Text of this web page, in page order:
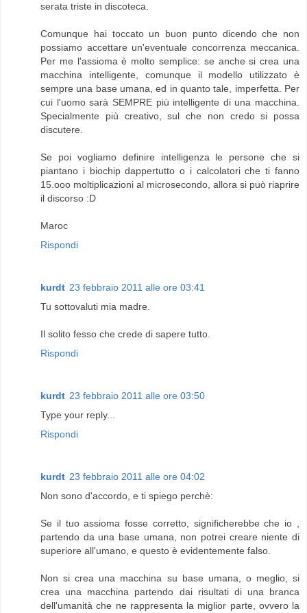
serata triste in discoteca.
Comunque hai toccato un buon punto dicendo che non
possiamo accettare un'eventuale concorrenza meccanica.
Per me l'assioma è molto semplice: se anche si crea una
macchina intelligente, comunque il modello utilizzato è
sempre una base umana, ed in quanto tale, imperfetta. Per
cui l'uomo sarà SEMPRE più intelligente di una macchina.
Specialmente più creativo, sul che non credo si possa
discutere.
Se poi vogliamo definire intelligenza le persone che si
piantano i biochip dappertutto o i calcolatori che ti fanno
15.ooo moltiplicazioni al microsecondo, allora si può riaprire
il discorso :D
Maroc
Rispondi
kurdt 23 febbraio 2011 alle ore 03:41
Tu sottovaluti mia madre.
Il solito fesso che crede di sapere tutto.
Rispondi
kurdt 23 febbraio 2011 alle ore 03:50
Type your reply...
Rispondi
kurdt 23 febbraio 2011 alle ore 04:02
Non sono d'accordo, e ti spiego perchè:
Se il tuo assioma fosse corretto, significherebbe che io ,
partendo da una base umana, non potrei creare niente di
superiore all'umano, e questo è evidentemente falso.
Non si crea una macchina su base umana, o meglio, si
crea una macchina partendo dai risultati di una branca
dell'umanità che ne rappresenta la miglior parte, ovvero la